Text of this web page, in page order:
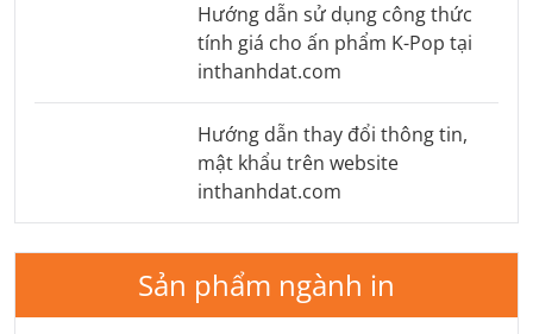
Hướng dẫn sử dụng công thức
tính giá cho ấn phẩm K-Pop tại
inthanhdat.com
Hướng dẫn thay đổi thông tin,
mật khẩu trên website
inthanhdat.com
Sản phẩm ngành in